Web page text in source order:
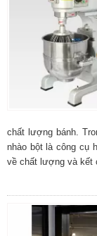
chất lượng bánh.
nhào bột là công cụ
về chất lượng và kết